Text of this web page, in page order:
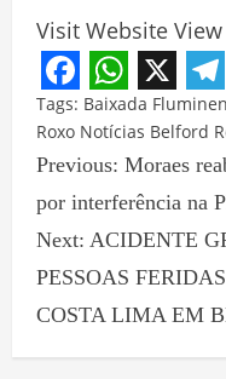
Visit Website
Facebook
X
Tags: Baixada
Roxo Notícias Belford
Previous: Moraes
por interferência na
Next: ACIDENTE
PESSOAS
COSTA LIMA EM